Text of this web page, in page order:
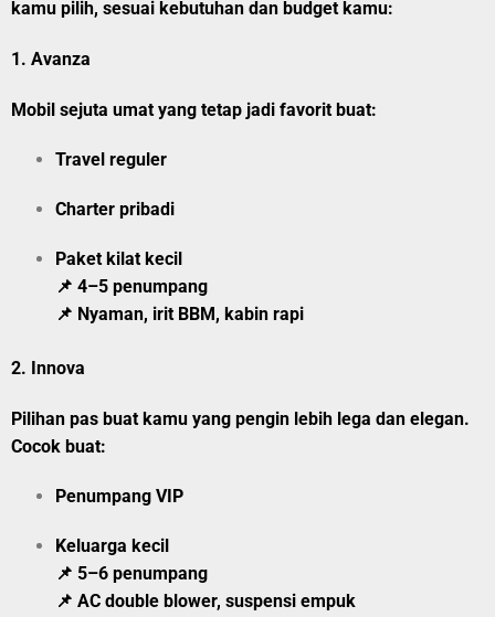
kamu pilih, sesuai kebutuhan dan budget kamu:
1. Avanza
Mobil sejuta umat yang tetap jadi favorit buat:
Travel reguler
Charter pribadi
Paket kilat kecil
📌 4–5 penumpang
📌 Nyaman, irit BBM, kabin rapi
2. Innova
Pilihan pas buat kamu yang pengin lebih lega dan elegan.
Cocok buat:
Penumpang VIP
Keluarga kecil
📌 5–6 penumpang
📌 AC double blower, suspensi empuk